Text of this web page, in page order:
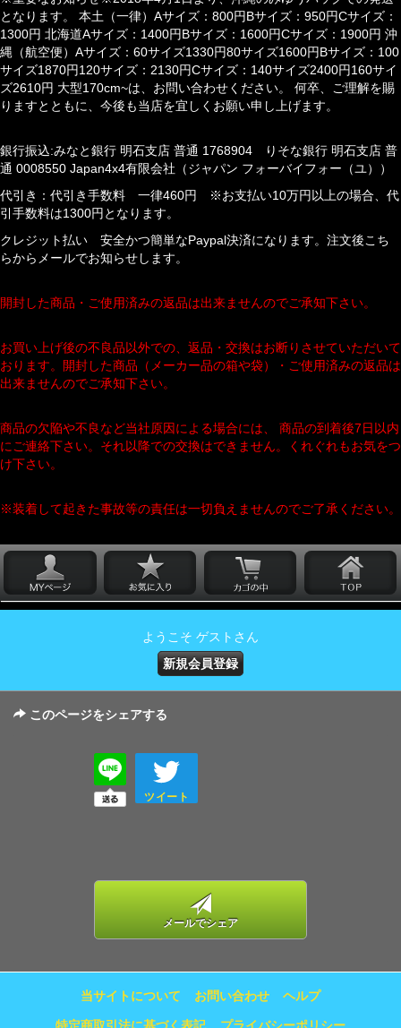
となります。 本土（一律）Aサイズ：800円Bサイズ：950円Cサイズ：
1300円 北海道Aサイズ：1400円Bサイズ：1600円Cサイズ：1900円 沖
縄（航空便）Aサイズ：60サイズ1330円80サイズ1600円Bサイズ：100
サイズ1870円120サイズ：2130円Cサイズ：140サイズ2400円160サイ
ズ2610円 大型170cm~は、お問い合わせください。 何卒、ご理解を賜
りますとともに、今後も当店を宜しくお願い申し上げます。
銀行振込:みなと銀行 明石支店 普通 1768904 りそな銀行 明石支店 普
通 0008550 Japan4x4有限会社（ジャパン フォーバイフォー（ユ））
代引き：代引き手数料 一律460円 ※お支払い10万円以上の場合、代
引手数料は1300円となります。
クレジット払い 安全かつ簡単なPaypal決済になります。注文後こち
らからメールでお知らせします。
開封した商品・ご使用済みの返品は出来ませんのでご承知下さい。
お買い上げ後の不良品以外での、返品・交換はお断りさせていただいて
おります。開封した商品（メーカー品の箱や袋）・ご使用済みの返品は
出来ませんのでご承知下さい。
商品の欠陥や不良など当社原因による場合には、 商品の到着後7日以内
にご連絡下さい。それ以降での交換はできません。くれぐれもお気をつ
け下さい。
※装着して起きた事故等の責任は一切負えませんのでご了承ください。
ようこそ ゲストさん
新規会員登録
このページをシェアする
ツイート
メールでシェア
当サイトについて お問い合わせ ヘルプ
特定商取引法に基づく表記 プライバシーポリシー